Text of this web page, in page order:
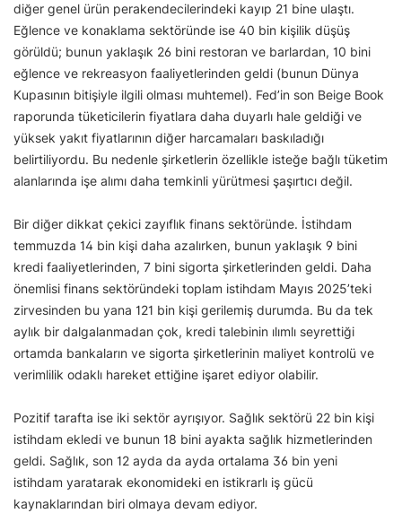
diğer genel ürün perakendecilerindeki kayıp 21 bine ulaştı.
Eğlence ve konaklama sektöründe ise 40 bin kişilik düşüş
görüldü; bunun yaklaşık 26 bini restoran ve barlardan, 10 bini
eğlence ve rekreasyon faaliyetlerinden geldi (bunun Dünya
Kupasının bitişiyle ilgili olması muhtemel). Fed’in son Beige Book
raporunda tüketicilerin fiyatlara daha duyarlı hale geldiği ve
yüksek yakıt fiyatlarının diğer harcamaları baskıladığı
belirtiliyordu. Bu nedenle şirketlerin özellikle isteğe bağlı tüketim
alanlarında işe alımı daha temkinli yürütmesi şaşırtıcı değil.
Bir diğer dikkat çekici zayıflık finans sektöründe. İstihdam
temmuzda 14 bin kişi daha azalırken, bunun yaklaşık 9 bini
kredi faaliyetlerinden, 7 bini sigorta şirketlerinden geldi. Daha
önemlisi finans sektöründeki toplam istihdam Mayıs 2025’teki
zirvesinden bu yana 121 bin kişi gerilemiş durumda. Bu da tek
aylık bir dalgalanmadan çok, kredi talebinin ılımlı seyrettiği
ortamda bankaların ve sigorta şirketlerinin maliyet kontrolü ve
verimlilik odaklı hareket ettiğine işaret ediyor olabilir.
Pozitif tarafta ise iki sektör ayrışıyor. Sağlık sektörü 22 bin kişi
istihdam ekledi ve bunun 18 bini ayakta sağlık hizmetlerinden
geldi. Sağlık, son 12 ayda da ayda ortalama 36 bin yeni
istihdam yaratarak ekonomideki en istikrarlı iş gücü
kaynaklarından biri olmaya devam ediyor.